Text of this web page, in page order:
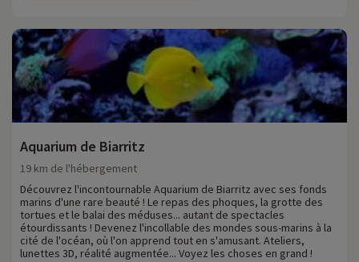
Aquarium de Biarritz
19 km de l'hébergement
Découvrez l'incontournable Aquarium de Biarritz avec ses fonds
marins d'une rare beauté ! Le repas des phoques, la grotte des
tortues et le balai des méduses... autant de spectacles
étourdissants ! Devenez l'incollable des mondes sous-marins à la
cité de l'océan, où l'on apprend tout en s'amusant. Ateliers,
lunettes 3D, réalité augmentée... Voyez les choses en grand !